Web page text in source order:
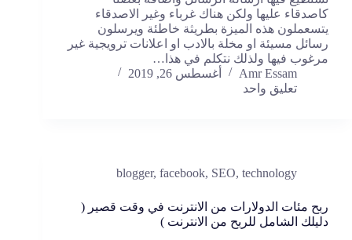
كاصدقاء عليها ولكن هناك غرباء وغير الاصدقاء
يتسعملون هذه الميزة بطريثة خاطئة ويرسلون
رسائل مسيئة او مخلة بالادب او اعلانات ترويجية غير
مرغوب فيها ولذلك نتكلم في هذا…
Amr Essam
أغسطس 26, 2019
تعليق واحد
blogger, facebook, SEO, technology
ربح مئات الدولارات من الانترنت في وقت قصير (
دليلك الشامل للربح من الانترنت )